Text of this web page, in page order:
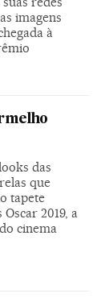
imagens
à
das
que
tapete
2019, a
cinema